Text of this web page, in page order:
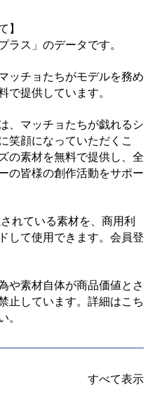
】
ラス」のデータです。
ッチョたちがモデルを務め
で提供しています。
、マッチョたちが戯れるシ
笑顔になっていただくこ
の素材を無料で提供し、全
の皆様の創作活動をサポー
れている素材を、商用利
して使用できます。会員登
や素材自体が商品価値とさ
止しています。詳細はこち
すべて表示